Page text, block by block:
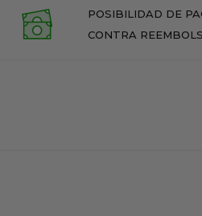
POSIBILIDAD DE
CONTRA